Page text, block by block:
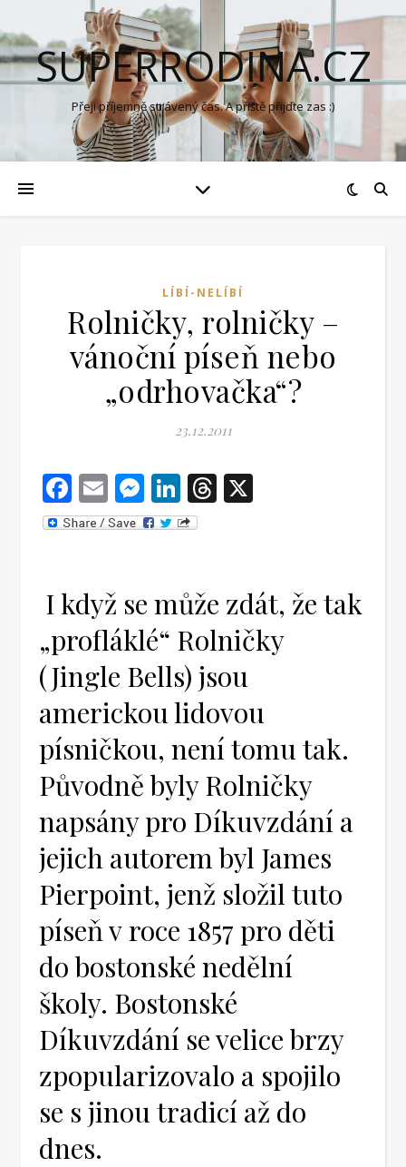
SUPERRODINA.CZ
Přeji příjemně strávený čas. A příště přijďte zas :)
LÍBÍ-NELÍBÍ
Rolničky, rolničky –
vánoční píseň nebo
„odrhovačka“?
23.12.2011
Facebook
EmailMessenger
LinkedIn
Threads
I když se může zdát, že tak
„profláklé“ Rolničky
(Jingle Bells) jsou
americkou lidovou
písničkou, není tomu tak.
Původně byly Rolničky
napsány pro Díkuvzdání a
jejich autorem byl James
Pierpoint, jenž složil tuto
píseň v roce 1857 pro děti
do bostonské nedělní
školy. Bostonské
Díkuvzdání se velice brzy
zpopularizovalo a spojilo
se s jinou tradicí až do
dnes.